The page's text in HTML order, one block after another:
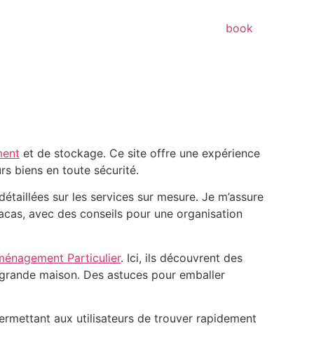
book
et de stockage. Ce site offre une expérience
biens en toute sécurité.
sur les services sur mesure. Je m’assure
avec des conseils pour une organisation
Particulier. Ici, ils découvrent des
maison. Des astuces pour emballer
aux utilisateurs de trouver rapidement